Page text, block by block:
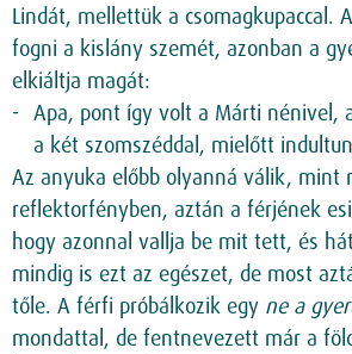
Lindát, mellettük a csomagkupaccal.
fogni a kislány szemét, azonban a
elkiáltja magát:
Apa, pont így volt a Márti nénivel,
a két szomszéddal, mielőtt
Az anyuka előbb olyanná válik, mint
reflektorfényben, aztán a férjének
hogy azonnal vallja be mit tett, és
mindig is ezt az egészet, de most
tőle. A férfi próbálkozik egy ne a
mondattal, de fentnevezett már a